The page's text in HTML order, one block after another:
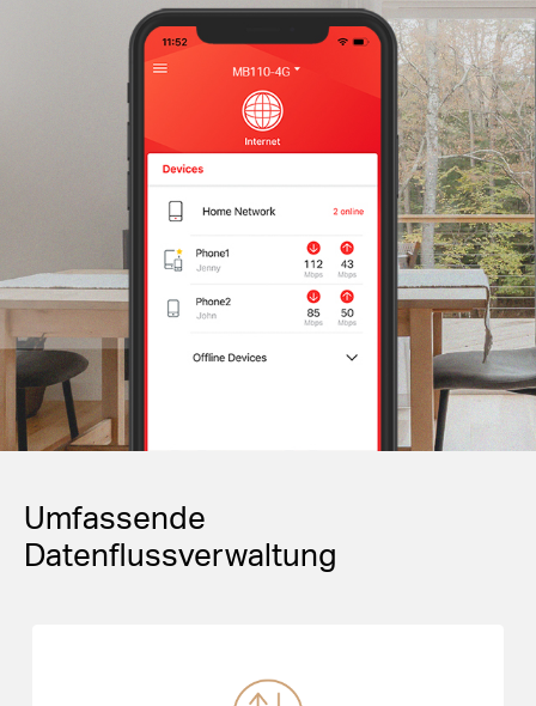
Umfassende
Datenflussverwaltung